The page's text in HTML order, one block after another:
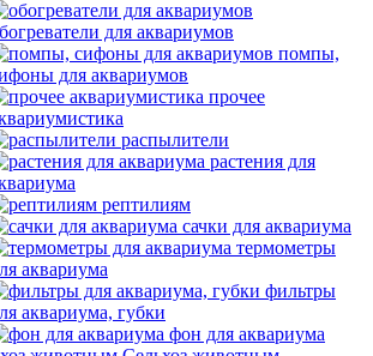
для аквариумов
помпы,
для аквариумов
прочее
распылители
растения для
рептилиям
сачки для аквариума
термометры
аквариума
фильтры
аквариума, губки
фон для аквариума